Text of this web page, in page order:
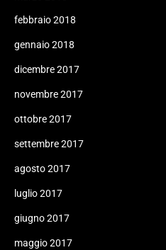
febbraio 2018
gennaio 2018
dicembre 2017
novembre 2017
ottobre 2017
settembre 2017
agosto 2017
luglio 2017
giugno 2017
maggio 2017